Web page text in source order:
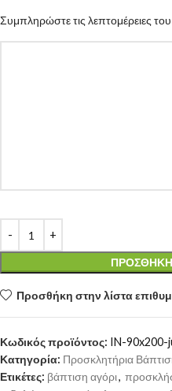
Συμπληρώστε τις λεπτομέρειες
Προσθήκη στην λίστα
Κωδικός προϊόντος: IN-90x200-
Κατηγορία: Προσκλητήρια
Ετικέτες: βάπτιση αγόρι,